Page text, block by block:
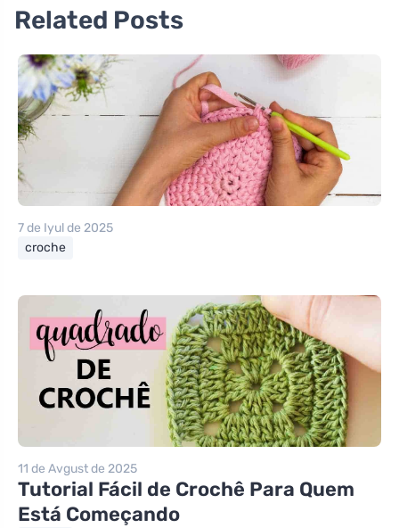
Related Posts
7 de Iyul de 2025
croche
11 de Avgust de 2025
Tutorial Fácil de Crochê Para Quem
Está Começando